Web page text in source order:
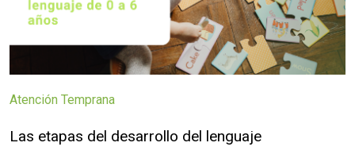
Atención Temprana
Las etapas del desarrollo del lenguaje